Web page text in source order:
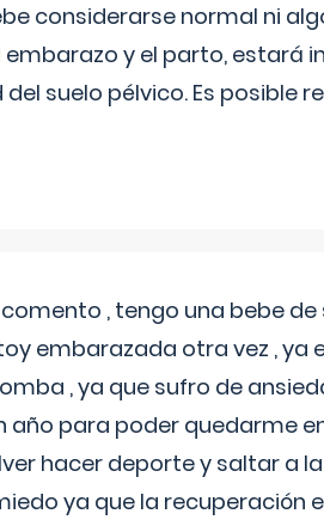
considerarse normal ni
y el parto, estará
suelo pélvico. Es posible
, tengo una bebe
embarazada otra vez , ya
, ya que sufro de
año para poder quedarme
hacer deporte y saltar a
ya que la recuperación